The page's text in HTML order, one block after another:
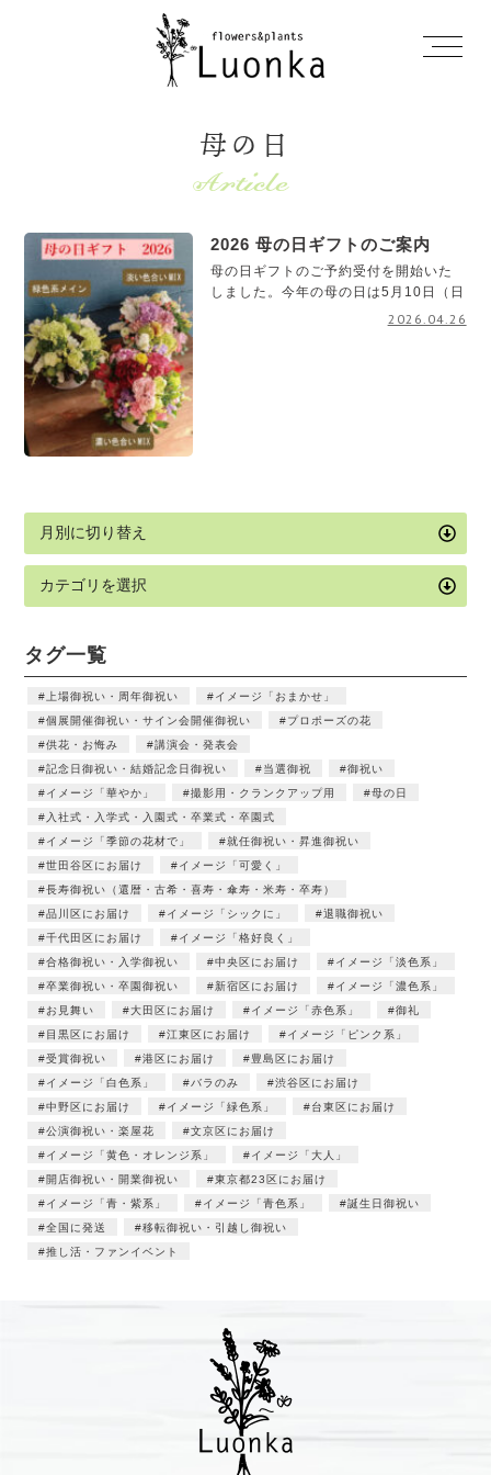
母の日
2026 母の日ギフトのご案内
母の日ギフトのご予約受付を開始いた
しました。今年の母の日は5月10日（日
2026.04.26
タグ一覧
上場御祝い・周年御祝い
イメージ「おまかせ」
個展開催御祝い・サイン会開催御祝い
プロポーズの花
供花・お悔み
講演会・発表会
記念日御祝い・結婚記念日御祝い
当選御祝
御祝い
イメージ「華やか」
撮影用・クランクアップ用
母の日
入社式・入学式・入園式・卒業式・卒園式
イメージ「季節の花材で」
就任御祝い・昇進御祝い
世田谷区にお届け
イメージ「可愛く」
長寿御祝い（還暦・古希・喜寿・傘寿・米寿・卒寿）
品川区にお届け
イメージ「シックに」
退職御祝い
千代田区にお届け
イメージ「格好良く」
合格御祝い・入学御祝い
中央区にお届け
イメージ「淡色系」
卒業御祝い・卒園御祝い
新宿区にお届け
イメージ「濃色系」
お見舞い
大田区にお届け イメージ「赤色系」
御礼
目黒区にお届け
江東区にお届け
イメージ「ピンク系」
受賞御祝い
港区にお届け
豊島区にお届け
イメージ「白色系」
バラのみ
渋谷区にお届け
中野区にお届け
イメージ「緑色系」
台東区にお届け
公演御祝い・楽屋花
文京区にお届け
イメージ「黄色・オレンジ系」
イメージ「大人」
開店御祝い・開業御祝い
東京都23区にお届け
イメージ「青・紫系」
イメージ「青色系」
誕生日御祝い
全国に発送
移転御祝い・引越し御祝い
推し活・ファンイベント